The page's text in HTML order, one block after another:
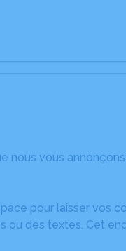
nous vous
pour laisser vos
ou des textes. Cet